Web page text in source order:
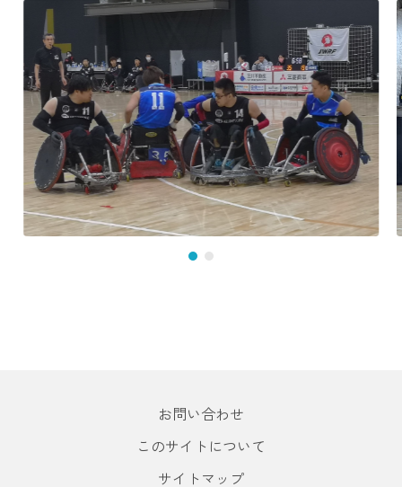
お問い合わせ
このサイトについて
サイトマップ